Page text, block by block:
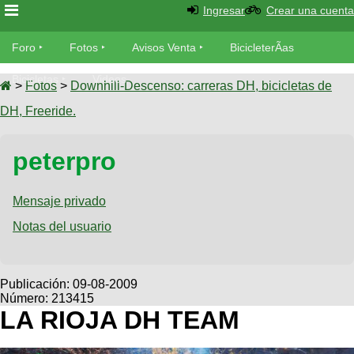
Foro
Foro
TÃ©cnica
Fotos
tu foto
Galeria
XC
Viajes
Descenso
SUBÃ
tu
aviso
Buscar
Ultimos
Fotos
as
Bicicletas
Tandem
Videos
Cicloturismo
Ingresar Crear una cuenta
Foro Fotos Avisos Venta BicicleterÃ­as
Bicicletas Videos
> Fotos > Downhill-Descenso: carreras DH, bicicletas de
DH, Freeride.
peterpro
Mensaje privado
Notas del usuario
Publicación: 09-08-2009
Número: 213415
LA RIOJA DH TEAM